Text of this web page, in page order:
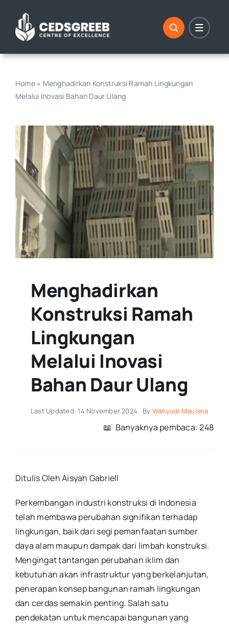
content
Home» Menghadirkan Konstruksi Ramah Lingkungan
Melalui Inovasi Bahan Daur Ulang
Menghadirkan
Konstruksi Ramah
Lingkungan
Melalui Inovasi
Bahan Daur Ulang
Last Updated: 14 November 2024 By Wahyudi Maulana
📖 ࣪ Banyaknya pembaca: 248
Ditulis Oleh Aisyah Gabriell
Perkembangan industri konstruksi di Indonesia
telah membawa perubahan signifikan terhadap
lingkungan, baik dari segi pemanfaatan sumber
daya alam maupun dampak dari limbah konstruksi.
Mengingat tantangan perubahan iklim dan
kebutuhan akan infrastruktur yang berkelanjutan,
penerapan konsep bangunan ramah lingkungan
dan cerdas semakin penting. Salah satu
pendekatan untuk mencapai bangunan yang